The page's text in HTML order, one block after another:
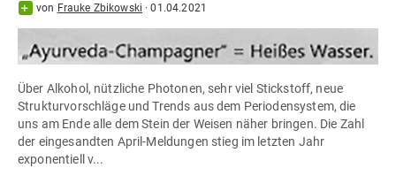
von Frauke Zbikowski ·01.04.2021
Über Alkohol, nützliche Photonen, sehr viel Stickstoff, neue
Strukturvorschläge und Trends aus dem Periodensystem, die
uns am Ende alle dem Stein der Weisen näher bringen. Die Zahl
der eingesandten April-Meldungen stieg im letzten Jahr
exponentiell v...